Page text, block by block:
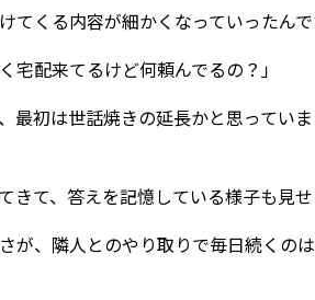
てくる内容が細かくなっていったんで
宅配来てるけど何頼んでるの？」
最初は世話焼きの延長かと思ってい
きて、答えを記憶している様子も見せ
が、隣人とのやり取りで毎日続くのは